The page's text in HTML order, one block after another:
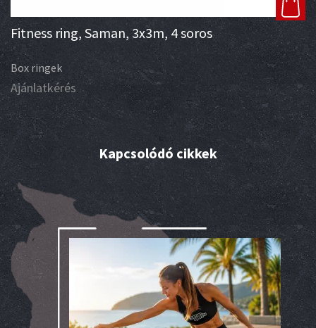
Fitness ring, Saman, 3x3m, 4 soros
Box ringek
Ajánlatkérés
Kapcsolódó cikkek